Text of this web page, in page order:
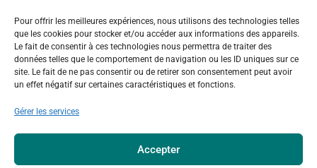
Pour offrir les meilleures expériences, nous utilisons des technologies telles
que les cookies pour stocker et/ou accéder aux informations des appareils.
Le fait de consentir à ces technologies nous permettra de traiter des
données telles que le comportement de navigation ou les ID uniques sur ce
site. Le fait de ne pas consentir ou de retirer son consentement peut avoir
un effet négatif sur certaines caractéristiques et fonctions.
Gérer les services
Accepter
écran boisé et abrite également une flore peu
banale se révélant attractive pour la faune
paludicole.
Le passé minier
Outre ses richesses naturelles actuelles, l’endroit
présente également une grande valeur archéo-
industrielle comme témoin de l’ancienne extraction